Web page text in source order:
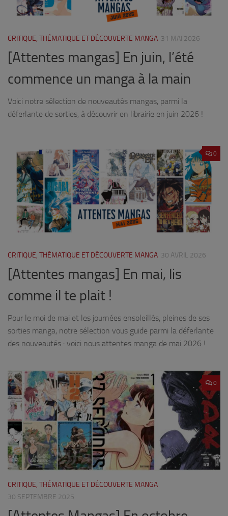
CRITIQUE, THÉMATIQUE ET DÉCOUVERTE MANGA 31 MAI 2026
[Attentes mangas] En juin, l’été
commence un manga à la main
Voici notre sélection de nouveautés mangas, parmi la
déferlante de sorties, à découvrir en librairie en juin 2026 !
0
CRITIQUE, THÉMATIQUE ET DÉCOUVERTE MANGA 30 AVRIL 2026
[Attentes mangas] En mai, lis
comme il te plait !
Pour le moi de mai et les journées ensoleillés, pleines de ses
sorties manga, notre sélection vous guide parmi la déferlante
des nouveautés : voici nous attentes manga de mai 2026 !
0
CRITIQUE, THÉMATIQUE ET DÉCOUVERTE MANGA
30 SEPTEMBRE 2025